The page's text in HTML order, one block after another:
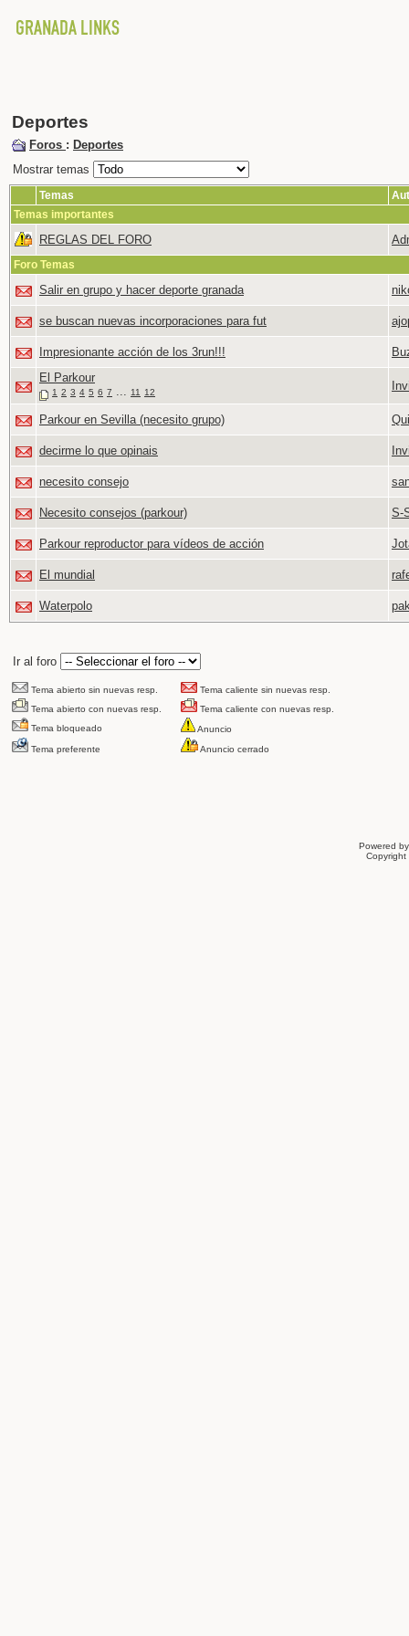
Deportes
Foros : Deportes
Mostrar temas
Temas
Temas importantes
REGLAS DEL FORO
Foro Temas
Salir en grupo y hacer deporte granada
se buscan nuevas incorporaciones para fut
Impresionante acción de los 3run!!!
El Parkour
1 2 3 4 5 6 7 ... 11 12
Parkour en Sevilla (necesito grupo)
decirme lo que opinais
necesito consejo
Necesito consejos (parkour) S-
Parkour reproductor para vídeos de acción
El mundial
Waterpolo
Ir al foro
Tema abierto sin nuevas resp.
Tema caliente sin nuevas resp.
Tema abierto con nuevas resp.
Tema caliente con nuevas resp.
Tema bloqueado
Anuncio
Tema preferente
Anuncio cerrado
Powered